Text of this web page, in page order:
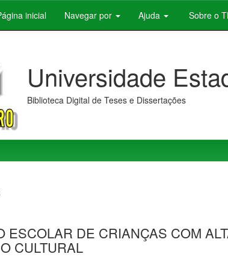
inicial Navegar por Ajuda Sobre o
Universidade
Biblioteca Digital de Teses e Dissertações
ESCOLAR DE CRIANÇAS COM
CULTURAL